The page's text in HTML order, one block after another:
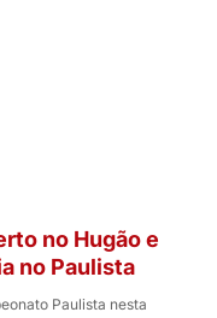
no Hugão e
no Paulista
Paulista nesta